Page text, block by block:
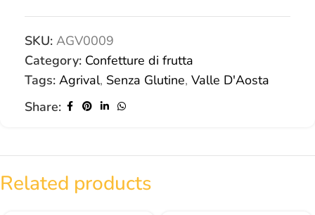
SKU: AGV0009
Category: Confetture di frutta
Tags: Agrival, Senza Glutine, Valle D'Aosta
Share:
Related products